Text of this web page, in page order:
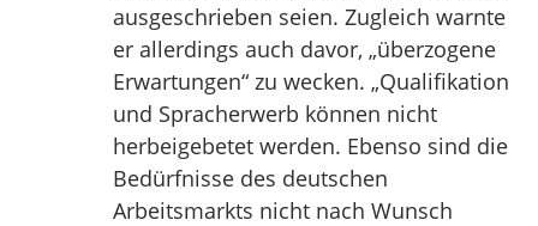
ausgeschrieben seien. Zugleich warnte
er allerdings auch davor, „überzogene
Erwartungen“ zu wecken. „Qualifikation
und Spracherwerb können nicht
herbeigebetet werden. Ebenso sind die
Bedürfnisse des deutschen
Arbeitsmarkts nicht nach Wunsch